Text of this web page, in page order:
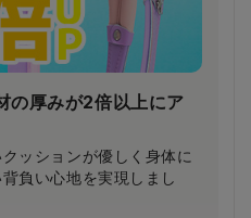
の厚みが2倍以上にア
ッションが優しく身体に
負い心地を実現しまし